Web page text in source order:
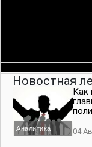
Новостная
Аналитика
Как
04